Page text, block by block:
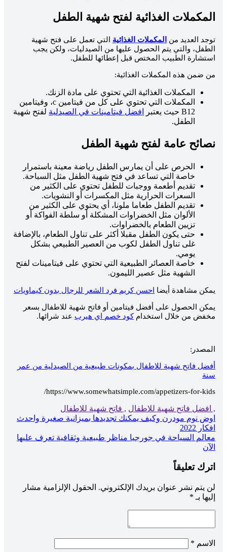
المكملات الغذائية لفتح شهية الطفل
توجد العديد من المكملات الغذائية
التي تعمل على فتح شهية
الطفل، والتي يتم الحصول عليها من الصيدليات، ولكن يجب
استشارة الطبيب المختص قبل إعطائها للطفل.
من ضمن هذه المكملات الغذائية:
المكملات الغذائية التي تحتوي على مادة الزنك.
المكملات التي تحتوي على كل من فيتامين c، وفيتامين
B12 حيث يعتبر
افضل فيتامينات في الصيدلية لفتح شهية
الطفل.
نصائح عامة لفتح شهية الطفل
الحرص على أن يمارس الطفل رياضة معينة باستمرار
خاصة التي تساعد في فتح شهية الطفل مثل السباحة.
تقديم أطعمة ووجبات للطفل تحتوي على الكثير من
السعرات الحرارية مثل المكسرات أو النشويات.
تقديم الطفل طعاما ملونا، أي يحتوي على الكثير من
الألوان مثل الخضراوات المشكلة أو سلطة الفواكة أو
تزيين الطعام بالخضراوات.
حتى يكون الطفل مقبلا أكثر على تناول الطعام، بالإضافة
غلى تناول الطفل لكوب من العصير الطبيعي بشكل
يومي.
خاصة العصائر الطبيعية التي تحتوي على فيتامينات لفتح
الشهية مثل عصير الليمون.
يمكن مشاهدة أيضا احسن كريم فرد الشعر للرجال بدون كيماويات
يمكن الحصول على أفضل فيتامين أو فاتح شهية للاطفال بسعر
مخفض من خلال استخدامكود خصم اي هيرب عند شرائها.
المصدر:
أفضل فاتح شهية للاطفال بمكونات طبيعية من الصيدلية من عمر
سنة
https://www.somewhatsimple.com/appetizers-for-kids/
, افضل فاتح شهية للاطفال , فاتح شهية للاطفال
تصفّح
المقالات
اوض نوم مودرن وكيف يمكنك تجديدها بميزانية صغيرة واحدث
افكار 2022
معالم السياحة في جورجيا مناظر طبيعية وثقافية تعرف عليها
الآن
اترك تعليقاً
لن يتم نشر عنوان بريدك الإلكتروني. الحقول الإلزامية مشار
إليها بـ *
الاسم *